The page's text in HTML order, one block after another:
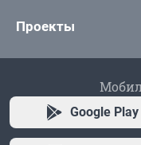
Проекты
Google Play